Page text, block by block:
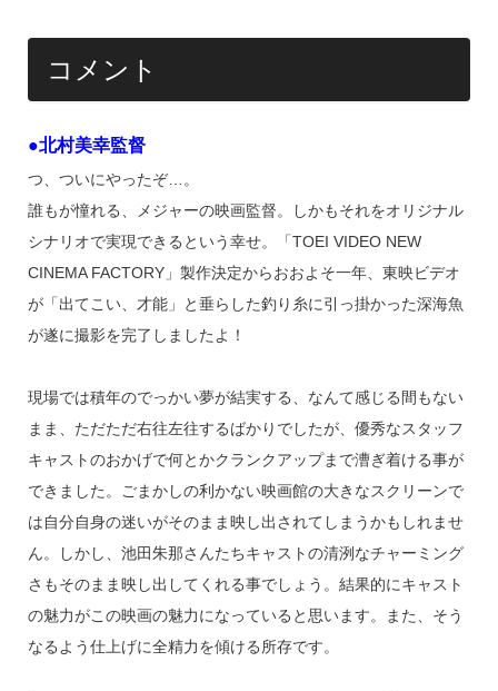
コメント
●北村美幸監督
つ、ついにやったぞ…。
誰もが憧れる、メジャーの映画監督。しかもそれをオリジナル
シナリオで実現できるという幸せ。「TOEI VIDEO NEW
CINEMA FACTORY」製作決定からおおよそ一年、東映ビデオ
が「出てこい、才能」と垂らした釣り糸に引っ掛かった深海魚
が遂に撮影を完了しましたよ！
現場では積年のでっかい夢が結実する、なんて感じる間もない
まま、ただただ右往左往するばかりでしたが、優秀なスタッフ
キャストのおかげで何とかクランクアップまで漕ぎ着ける事が
できました。ごまかしの利かない映画館の大きなスクリーンで
は自分自身の迷いがそのまま映し出されてしまうかもしれませ
ん。しかし、池田朱那さんたちキャストの清洌なチャーミング
さもそのまま映し出してくれる事でしょう。結果的にキャスト
の魅力がこの映画の魅力になっていると思います。また、そう
なるよう仕上げに全精力を傾ける所存です。